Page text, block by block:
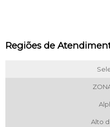
Regiões de
Alto